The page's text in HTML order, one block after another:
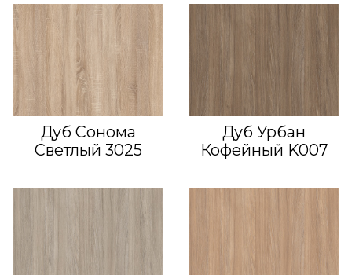
Дуб Сонома
Светлый 3025
Дуб Урбан
Кофейный K007